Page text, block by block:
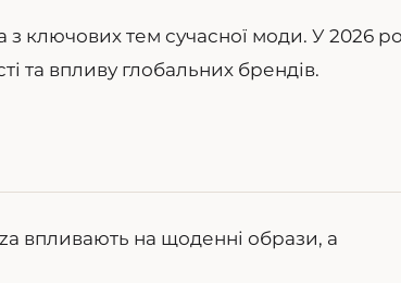
з ключових тем сучасної моди. У 2026
та впливу глобальних брендів.
впливають на щоденні образи, а